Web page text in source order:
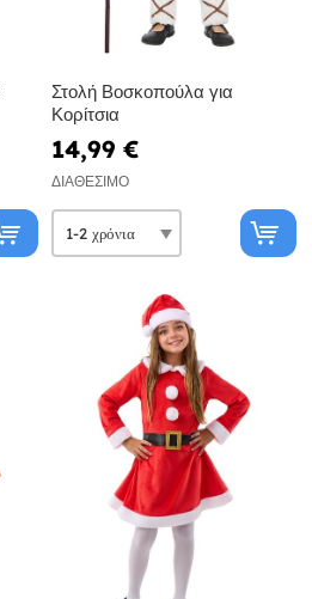
Στολή Βοσκοπούλα για
Κορίτσια
14,99 €
ΔΙΑΘΈΣΙΜΟ